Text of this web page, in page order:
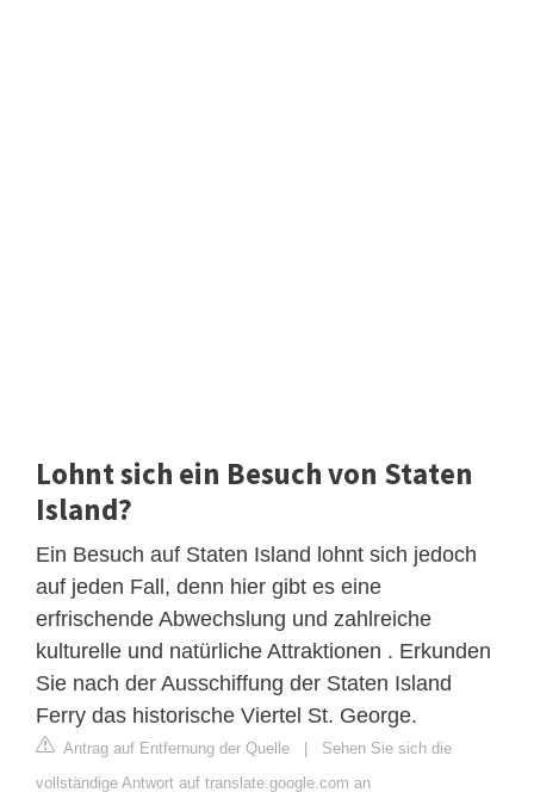
Lohnt sich ein Besuch von Staten
Island?
Ein Besuch auf Staten Island lohnt sich jedoch
auf jeden Fall, denn hier gibt es eine
erfrischende Abwechslung und zahlreiche
kulturelle und natürliche Attraktionen . Erkunden
Sie nach der Ausschiffung der Staten Island
Ferry das historische Viertel St. George.
Antrag auf Entfernung der Quelle | Sehen Sie sich die
vollständige Antwort auf translate.google.com an